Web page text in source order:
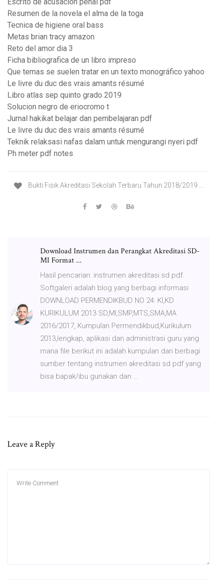
Escrito de acusacion penal pdf
Resumen de la novela el alma de la toga
Tecnica de higiene oral bass
Metas brian tracy amazon
Reto del amor dia 3
Ficha bibliografica de un libro impreso
Que temas se suelen tratar en un texto monográfico yahoo
Le livre du duc des vrais amants résumé
Libro atlas sep quinto grado 2019
Solucion negro de eriocromo t
Jurnal hakikat belajar dan pembelajaran pdf
Le livre du duc des vrais amants résumé
Teknik relaksasi nafas dalam untuk mengurangi nyeri pdf
Ph meter pdf notes
Bukti Fisik Akreditasi Sekolah Terbaru Tahun 2018/2019 ...
Download Instrumen dan Perangkat Akreditasi SD-
MI Format ...
Hasil pencarian: instrumen akreditasi sd pdf.
Softgaleri adalah blog yang berbagi informasi
DOWNLOAD PERMENDIKBUD NO 24: KI,KD
KURIKULUM 2013 SD,MI,SMP,MTS,SMA,MA
2016/2017, Kumpulan Permendikbud,Kurikulum
2013,lengkap, aplikasi dan administrasi guru yang
mana file berikut ini adalah kumpulan dari berbagi
sumber tentang instrumen akreditasi sd pdf yang
bisa bapak/ibu gunakan dan …
Leave a Reply